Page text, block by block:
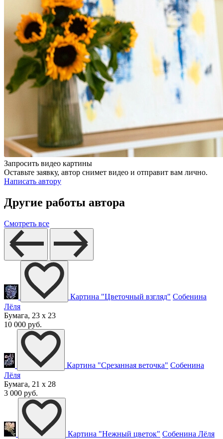
Запросить видео картины
Оставьте заявку, автор снимет видео и отправит вам лично.
Написать автору
Другие работы автора
Смотреть все
Картина "Цветочный взгляд" Собенина
Лёля
Бумага, 23 x 23
10 000 руб.
Картина "Срезанная веточка" Собенина
Лёля
Бумага, 21 x 28
3 000 руб.
Картина "Нежный цветок" Собенина Лёля